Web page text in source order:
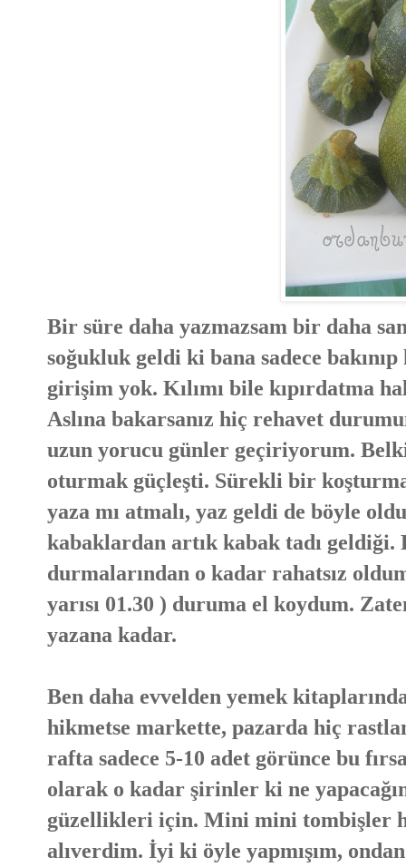
Bir süre daha yazmazsam bir daha
soğukluk geldi ki bana sadece
girişim yok. Kılımı bile kıpırdatma
Aslına bakarsanız hiç rehavet
uzun yorucu günler geçiriyorum.
oturmak güçleşti. Sürekli bir
yaza mı atmalı, yaz geldi de böyle
kabaklardan artık kabak tadı geldiği.
durmalarından o kadar rahatsız
yarısı 01.30 ) duruma el koydum.
yazana kadar.
Ben daha evvelden yemek
hikmetse markette, pazarda hiç
rafta sadece 5-10 adet görünce bu
olarak o kadar şirinler ki ne
güzellikleri için. Mini mini tombişler
alıverdim. İyi ki öyle yapmışım,